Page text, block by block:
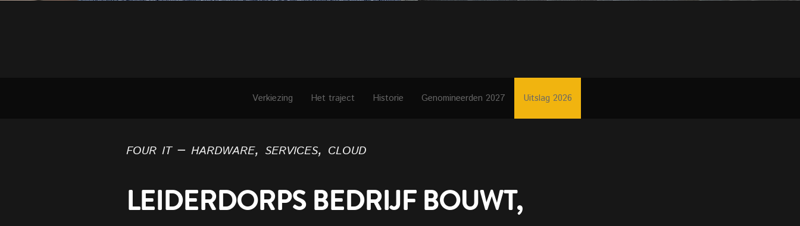
Verkiezing Het traject Historie Genomineerden 2027 Uitslag 2026
four it – hardware, services, cloud
LEIDERDORPS BEDRIJF BOUWT,